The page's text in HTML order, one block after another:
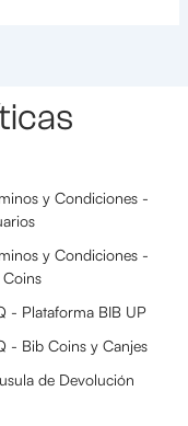
y Condiciones -
y Condiciones -
Coins
- Plataforma BIB UP
- Bib Coins y Canjes
de Devolución